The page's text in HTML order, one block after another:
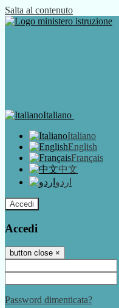
Salta al contenuto
Italiano
Italiano
English
Français
中文
اردو
Accedi
Accedi
button close ×
Password dimenticata?